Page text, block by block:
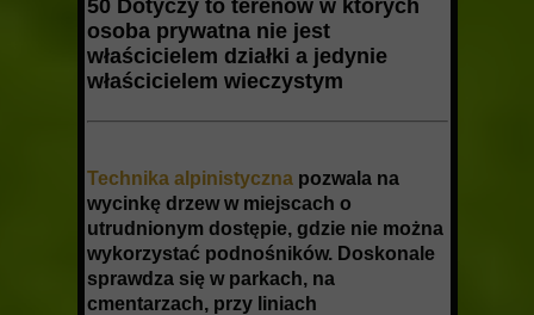
50 Dotyczy to terenów w których
osoba prywatna nie jest
właścicielem działki a jedynie
właścicielem wieczystym
Technika alpinistyczna pozwala na
wycinkę drzew w miejscach o
utrudnionym dostępie, gdzie nie można
wykorzystać podnośników. Doskonale
sprawdza się w parkach, na
cmentarzach, przy liniach